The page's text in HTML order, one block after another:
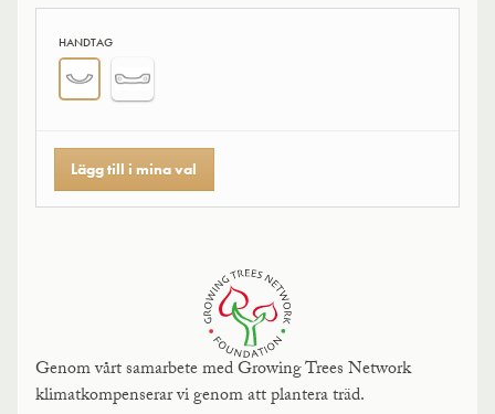
HANDTAG
Lägg till i mina val
Genom vårt samarbete med Growing Trees Network
klimatkompenserar vi genom att plantera träd.